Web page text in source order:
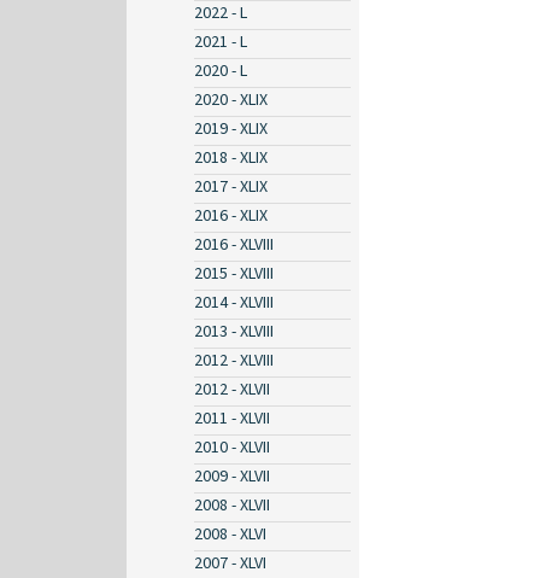
2022 - L
2021 - L
2020 - L
2020 - XLIX
2019 - XLIX
2018 - XLIX
2017 - XLIX
2016 - XLIX
2016 - XLVIII
2015 - XLVIII
2014 - XLVIII
2013 - XLVIII
2012 - XLVIII
2012 - XLVII
2011 - XLVII
2010 - XLVII
2009 - XLVII
2008 - XLVII
2008 - XLVI
2007 - XLVI